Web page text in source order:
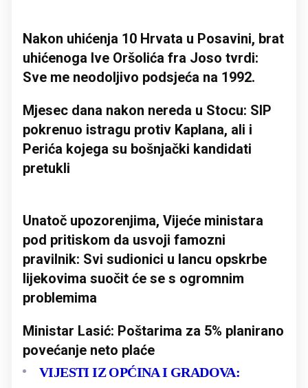
Nakon uhićenja 10 Hrvata u Posavini, brat
uhićenoga Ive Oršolića fra Joso tvrdi:
Sve me neodoljivo podsjeća na 1992.
Mjesec dana nakon nereda u Stocu: SIP
pokrenuo istragu protiv Kaplana, ali i
Perića kojega su bošnjački kandidati
pretukli
Unatoč upozorenjima, Vijeće ministara
pod pritiskom da usvoji famozni
pravilnik: Svi sudionici u lancu opskrbe
lijekovima suočit će se s ogromnim
problemima
Ministar Lasić: Poštarima za 5% planirano
povećanje neto plaće
VIJESTI IZ OPĆINA I GRADOVA: